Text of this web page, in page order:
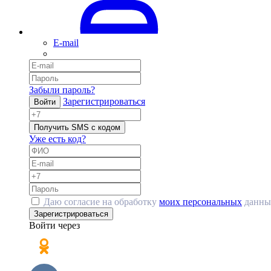
E-mail
Забыли пароль?
Войти Зарегистрироваться
Получить SMS с кодом
Уже есть код?
Даю согласие на обработку моих персональных
Зарегистрироваться
Войти через